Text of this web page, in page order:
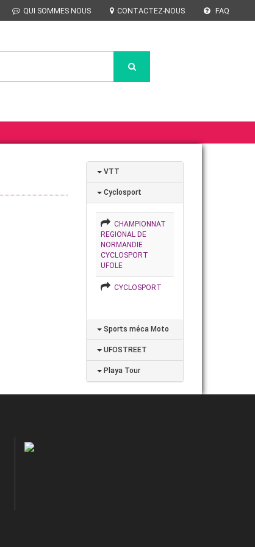
QUI SOMMES NOUS CONTACTEZ-NOUS FAQ
VTT
Cyclosport
CHAMPIONNAT
REGIONAL DE
NORMANDIE
CYCLOSPORT
UFOLE
CYCLOSPORT
Sports méca Moto
UFOSTREET
Playa Tour